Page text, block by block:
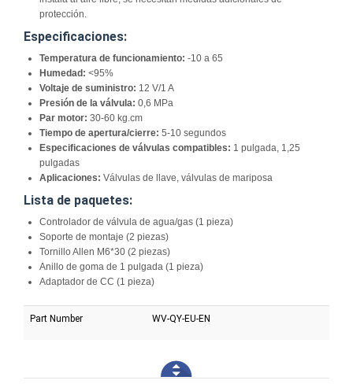
protección.
Especificaciones:
Temperatura de funcionamiento: -10 a 65
Humedad: <95%
Voltaje de suministro: 12 V/1 A
Presión de la válvula: 0,6 MPa
Par motor: 30-60 kg.cm
Tiempo de apertura/cierre: 5-10 segundos
Especificaciones de válvulas compatibles: 1 pulgada, 1,25
pulgadas
Aplicaciones: Válvulas de llave, válvulas de mariposa
Lista de paquetes:
Controlador de válvula de agua/gas (1 pieza)
Soporte de montaje (2 piezas)
Tornillo Allen M6*30 (2 piezas)
Anillo de goma de 1 pulgada (1 pieza)
Adaptador de CC (1 pieza)
Part Number WV-QY-EU-EN